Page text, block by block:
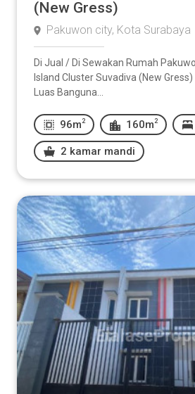
(New Gress)
Pakuwon city, Kota Surabaya
Di Jual / Di Sewakan Rumah
Island Cluster Suvadiva (New
Luas Banguna...
96m 2 160m 2
2 kamar mandi